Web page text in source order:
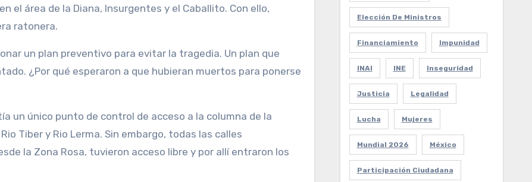
el área de la Diana, Insurgentes y el Caballito. Con ello,
ratonera.
un plan preventivo para evitar la tragedia. Un plan que
¿Por qué esperaron a que hubieran muertos para ponerse
un único punto de control de acceso a la columna de la
Tiber y Rio Lerma. Sin embargo, todas las calles
la Zona Rosa, tuvieron acceso libre y por allí entraron los
Elección De Ministros
Financiamiento Impunidad
INAI INE Inseguridad
Justicia Legalidad
Lucha Mujeres
Mundial 2026 México
Participación Ciudadana